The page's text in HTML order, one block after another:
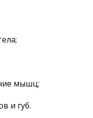
мышц;
и губ.